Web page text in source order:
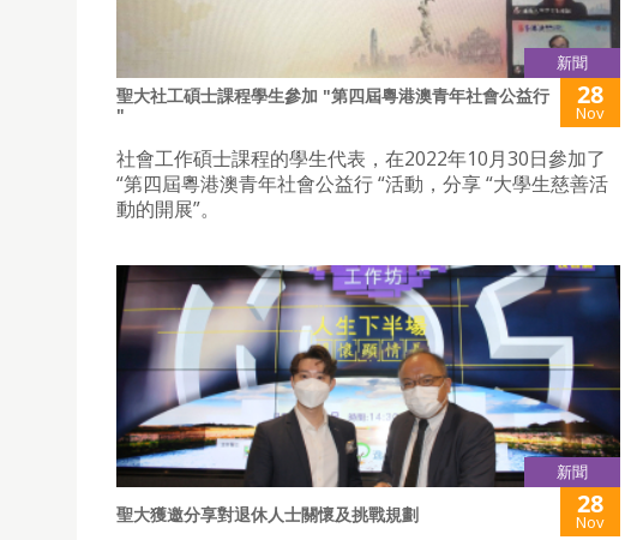
新聞
聖大社工碩士課程學生參加 "第四屆粵港澳青年社會公益行
"
28
Nov
社會工作碩士課程的學生代表，在2022年10月30日參加了
“第四屆粵港澳青年社會公益行 “活動，分享 “大學生慈善活
動的開展”。
新聞
聖大獲邀分享對退休人士關懷及挑戰規劃 28
Nov